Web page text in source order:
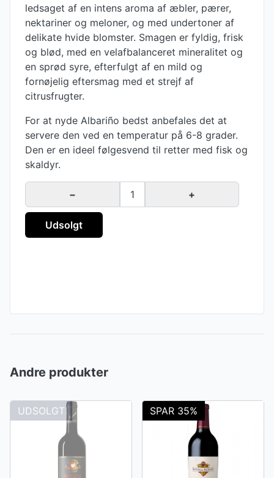
ledsaget af en intens aroma af æbler, pærer,
nektariner og meloner, og med undertoner af
delikate hvide blomster. Smagen er fyldig, frisk
og blød, med en velafbalanceret mineralitet og
en sprød syre, efterfulgt af en mild og
fornøjelig eftersmag med et strejf af
citrusfrugter.
For at nyde Albariño bedst anbefales det at
servere den ved en temperatur på 6-8 grader.
Den er en ideel følgesvend til retter med fisk og
skaldyr.
− 1 +
Udsolgt
Andre produkter
UDSOLGT SPAR 35%